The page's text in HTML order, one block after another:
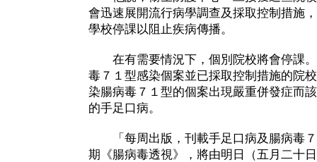
會迅速展開流行病學調查及採取控制措施
學校停課以阻止疾病傳播。
在有需要情況下，個別院校將會停課。
毒７１型感染個案並已採取控制措施的院
染腸病毒７１型的個案出現嚴重併發症而
的手足口病。
「每周出版，刊載手足口病及腸病毒７
期《腸病毒透視》，將由明日（五月二十